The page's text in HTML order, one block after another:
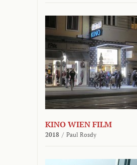
KINO WIEN FILM
2018 / Paul Rosdy